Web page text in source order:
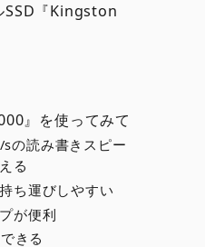
SSD『Kingston
』を使ってみて
の読み書きスピー
る
ち運びしやすい
が便利
きる